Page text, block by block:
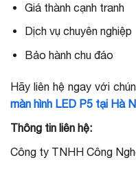
Giá thành cạnh tranh
Dịch vụ chuyên nghiệp
Bảo hành chu đáo
Hãy liên hệ ngay với
màn hình LED P5 tại Hà
Thông tin liên hệ:
Công ty TNHH Công